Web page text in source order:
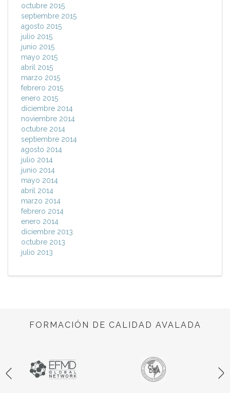
octubre 2015
septiembre 2015
agosto 2015
julio 2015
junio 2015
mayo 2015
abril 2015
marzo 2015
febrero 2015
enero 2015
diciembre 2014
noviembre 2014
octubre 2014
septiembre 2014
agosto 2014
julio 2014
junio 2014
mayo 2014
abril 2014
marzo 2014
febrero 2014
enero 2014
diciembre 2013
octubre 2013
julio 2013
FORMACIÓN DE CALIDAD AVALADA